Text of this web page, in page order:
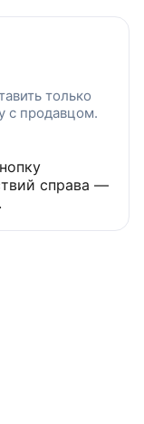
только
с продавцом.
справа —